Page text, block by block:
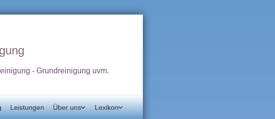
- Grundreinigung uvm.
Leistungen Über uns Lexikon